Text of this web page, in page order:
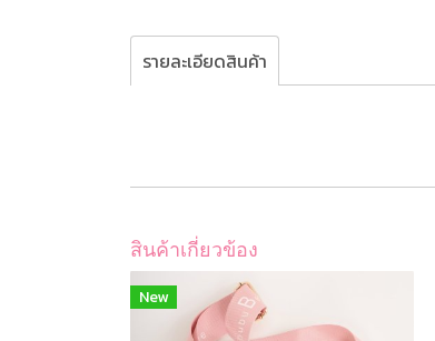
รายละเอียดสินค้า
สินค้าเกี่ยวข้อง
New